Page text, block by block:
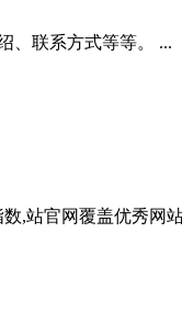
、联系方式等等。 ...
,站官网覆盖优秀网